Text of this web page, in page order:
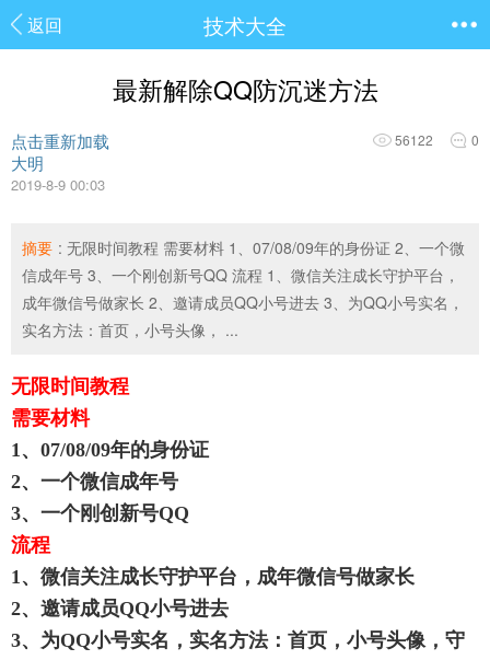
返回 技术大全
最新解除QQ防沉迷方法
点击重新加载
大明
2019-8-9 00:03
56122 0
摘要 : 无限时间教程 需要材料 1、07/08/09年的身份证 2、一个微
信成年号 3、一个刚创新号QQ 流程 1、微信关注成长守护平台，
成年微信号做家长 2、邀请成员QQ小号进去 3、为QQ小号实名，
实名方法：首页，小号头像， ...
无限时间教程
需要材料
1、07/08/09年的身份证
2、一个微信成年号
3、一个刚创新号QQ
流程
1、微信关注成长守护平台，成年微信号做家长
2、邀请成员QQ小号进去
3、为QQ小号实名，实名方法：首页，小号头像，守